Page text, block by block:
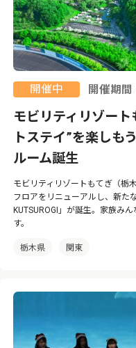
開催中 開催期間
モビリティリゾー
トステイ”を楽しも
ルーム誕生
モビリティリゾートもてぎ（栃
フロアをリニューアルし、新た
KUTSUROGI」が誕生。家族み
す。
栃木県 関東